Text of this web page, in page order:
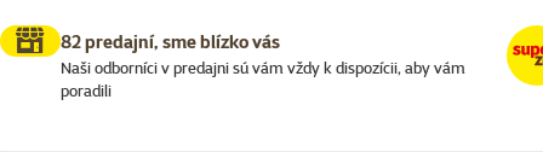
82 predajní, sme blízko vás
Naši odborníci v predajni sú vám vždy k dispozícii, aby vám
poradili